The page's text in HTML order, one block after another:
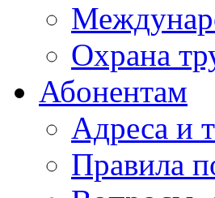
Охрана
Абонентам
Адреса и
Правила